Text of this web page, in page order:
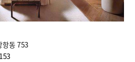
항동 753
153